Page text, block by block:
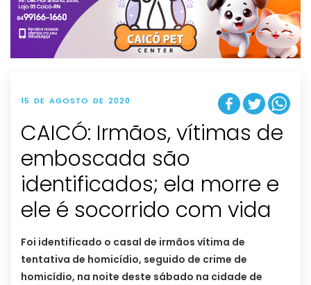
t
i
o
n
15 DE AGOSTO DE 2020
CAICÓ: Irmãos, vítimas de
emboscada são
identificados; ela morre e
ele é socorrido com vida
Foi identificado o casal de irmãos vítima de
tentativa de homicídio, seguido de crime de
homicídio, na noite deste sábado na cidade de